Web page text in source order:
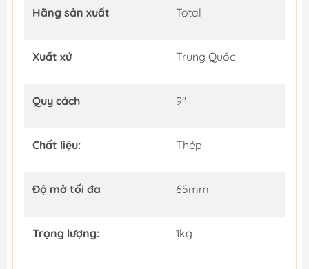
Hãng sản xuất Total
Xuất xứ Trung Quốc
Quy cách 9''
Chất liệu: Thép
Độ mở tối đa 65mm
Trọng lượng: 1kg